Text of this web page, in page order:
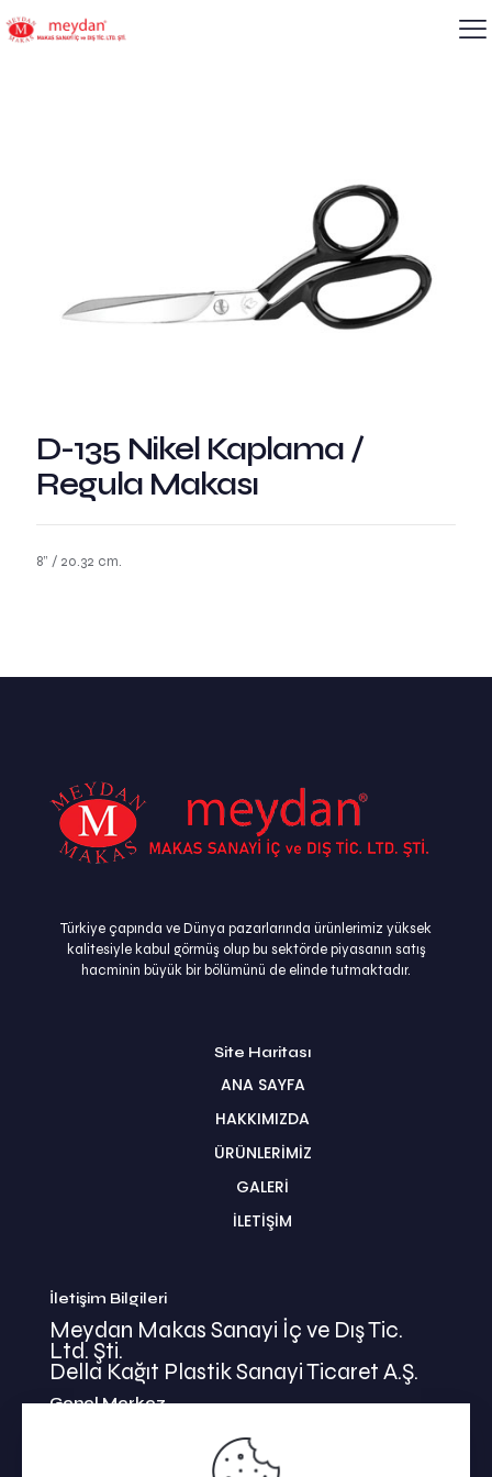
D-135 Nikel Kaplama /
Regula Makası
8” / 20.32 cm.
Türkiye çapında ve Dünya pazarlarında ürünlerimiz yüksek
kalitesiyle kabul görmüş olup bu sektörde piyasanın satış
hacminin büyük bir bölümünü de elinde tutmaktadır.
Site Haritası
ANA SAYFA
HAKKIMIZDA
ÜRÜNLERİMİZ
GALERİ
İLETİŞİM
İletişim Bilgileri
Meydan Makas Sanayi İç ve Dış Tic.
Ltd. Şti.
Della Kağıt Plastik Sanayi Ticaret A.Ş.
Genel Merkez
İkitelli Mehmet Akif Mahallesi
Bahariye Cad. Basın Ekspress Yolu No:47/1